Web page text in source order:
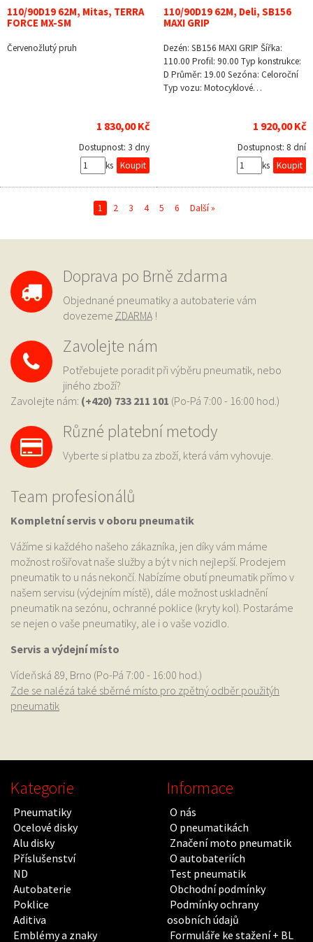
110/90D19 62M, Mitas, TERRA
FORCE MX-SM
Červenožlutý pruh
1 830,00 Kč
Dostupnost: 3 dny
ks
110/90D19 62M, Deli, SB156
MAXI GRIP
Dezén: SB156 MAXI GRIP Šířka:
110.00 Profil: 90.00 Typ konstrukce:
D Průměr: 19.00 Sezóna: Celoroční
Typ vozu: Motocyklové…
1 920,00 Kč
Dostupnost: 8 dní
ks
1 2 3 4 5 6 Další »
Doprava po Brně zdarma
Objednané pneumatiky a autobaterie vám
dovezeme ZDARMA !
Zavolejte nám
Potřebujete poradit při výběru pneumatik, nebo
jiného zboží?
Zavolejte nám: (+420) 733 211 101 (Po-Pá 7:00 - 16:00 hod.)
Různé platební metody
Vyberte si platbu za zboží, která vám vyhovuje.
Team profesionálů
Kompletní servis v oboru pneumatik
Vážíme si každého našeho zákazníka, jen díky vám máme
možnost rošiřovat naše služby a být v nich nejlepší. Prodejem
pneumatik to u nás nekončí. Nabízíme obutí pneumatik přímo v
našem servisu (výdejním místě), dále možnost uskladnění
pneumatik na sezónu, ochranné poklice (kryty kol). Postaráme
se nejen o vaše pneumatiky, ale i o vaše vozidlo.
Servis a výdejní místo
Vídeňská 89, Brno (Po-Pá 7:00 - 16:00 hod.)
Zde se nalézá také sběrné místo pro zpětný odběr použitýh
pneumatik
Kategorie
Pneumatiky
Ocelové disky
Alu disky
Příslušenství
ND
Autobaterie
Poklice
Aditiva
Emblémy a znaky
Informace
O nás
O pneumatikách
Značení moto pneumatik
O autobateriích
Test pneumatik
Obchodní podmínky
Podmínky ochrany
osobních údajů
Formuláře ke stažení + BL